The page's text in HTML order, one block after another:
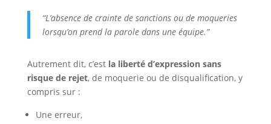
“L’absence de crainte de sanctions ou de moqueries
lorsqu’on prend la parole dans une équipe.”
Autrement dit, c’est la liberté d’expression sans
risque de rejet, de moquerie ou de disqualification, y
compris sur :
Une erreur,